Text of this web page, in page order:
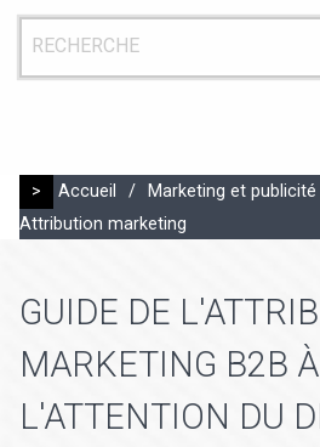
> Accueil / Marketing et publicité
Attribution marketing
GUIDE DE
MARKETING B2B À
L'ATTENTION DU